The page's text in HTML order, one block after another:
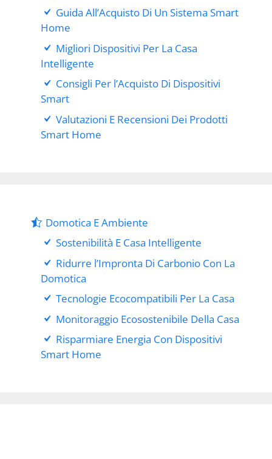
Guida All’Acquisto Di Un Sistema Smart
Home
Migliori Dispositivi Per La Casa
Intelligente
Consigli Per l’Acquisto Di Dispositivi
Smart
Valutazioni E Recensioni Dei Prodotti
Smart Home
Domotica E Ambiente
Sostenibilità E Casa Intelligente
Ridurre l’Impronta Di Carbonio Con La
Domotica
Tecnologie Ecocompatibili Per La Casa
Monitoraggio Ecosostenibile Della Casa
Risparmiare Energia Con Dispositivi
Smart Home